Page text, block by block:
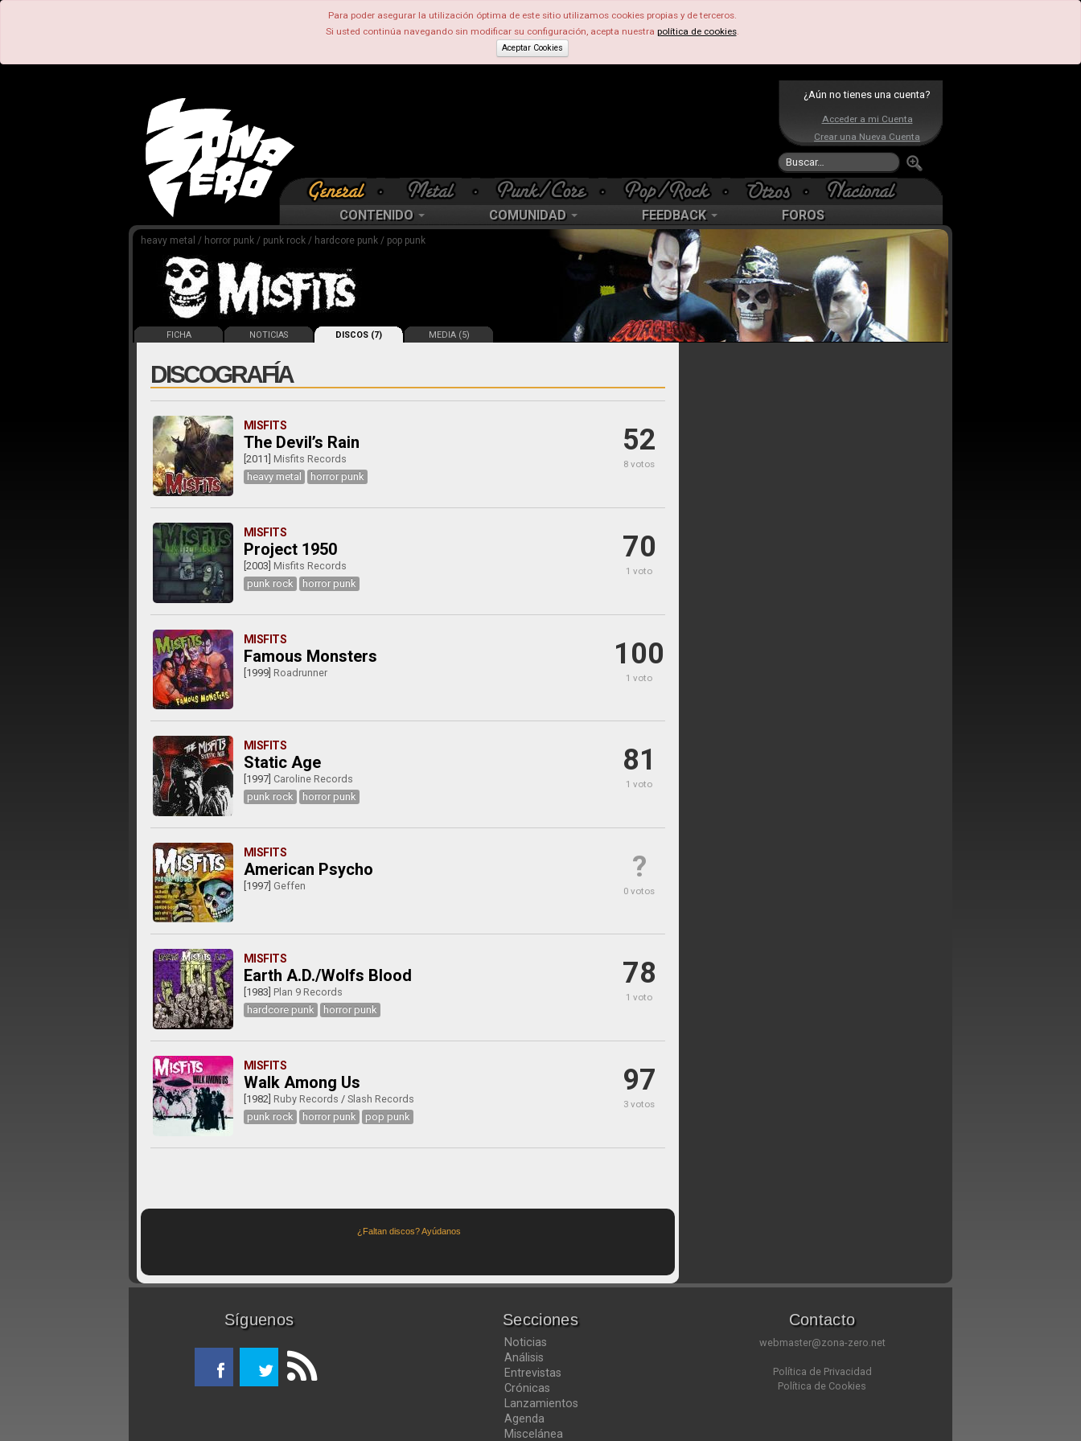
Para poder asegurar la utilización óptima de este sitio utilizamos cookies propias y de terceros.
Si usted continúa navegando sin modificar su configuración, acepta nuestra política de cookies.
Aceptar Cookies
¿Aún no tienes una cuenta?
Acceder a mi Cuenta
Crear una Nueva Cuenta
CONTENIDO COMUNIDAD FEEDBACK FOROS
heavy metal / horror punk / punk rock / hardcore punk / pop punk
FICHA NOTICIAS DISCOS (7) MEDIA (5)
DISCOGRAFÍA
52
8 votos
MISFITS
The Devil’s Rain
[2011] Misfits Records
heavy metal
horror punk
70
1 voto
MISFITS
Project 1950
[2003] Misfits Records
punk rock
horror punk
100
1 voto
MISFITS
Famous Monsters
[1999] Roadrunner
81
1 voto
MISFITS
Static Age
[1997] Caroline Records
punk rock
horror punk
?
0 votos
MISFITS
American Psycho
[1997] Geffen
78
1 voto
MISFITS
Earth A.D./Wolfs Blood
[1983] Plan 9 Records
hardcore punk
horror punk
97
3 votos
MISFITS
Walk Among Us
[1982] Ruby Records / Slash Records
punk rock
horror punk pop punk
¿Faltan discos? Ayúdanos
Síguenos Secciones
Noticias
Análisis
Entrevistas
Crónicas
Lanzamientos
Agenda
Miscelánea
Contacto
webmaster@zona-zero.net
Política de Privacidad
Política de Cookies